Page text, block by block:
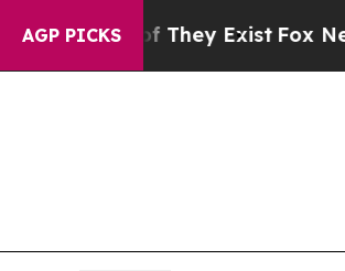
AGP PICKS
no Proof They ExistFox News